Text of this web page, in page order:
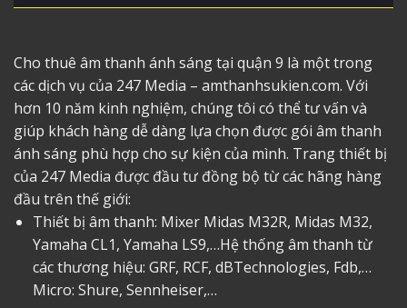
Cho thuê âm thanh ánh sáng tại quận 9 là một trong
các dịch vụ của 247 Media – amthanhsukien.com. Với
hơn 10 năm kinh nghiệm, chúng tôi có thể tư vấn và
giúp khách hàng dễ dàng lựa chọn được gói âm thanh
ánh sáng phù hợp cho sự kiện của mình. Trang thiết bị
của 247 Media được đầu tư đồng bộ từ các hãng hàng
đầu trên thế giới:
Thiết bị âm thanh: Mixer Midas M32R, Midas M32,
Yamaha CL1, Yamaha LS9,…Hệ thống âm thanh từ
các thương hiệu: GRF, RCF, dBTechnologies, Fdb,…
Micro: Shure, Sennheiser,…